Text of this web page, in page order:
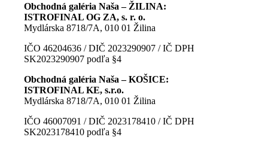
Obchodná galéria Naša – ŽILINA:
ISTROFINAL OG ZA, s. r. o.
Mydlárska 8718/7A, 010 01 Žilina
IČO 46204636 / DIČ 2023290907 / IČ DPH
SK2023290907 podľa §4
Obchodná galéria Naša – KOŠICE:
ISTROFINAL KE, s.r.o.
Mydlárska 8718/7A, 010 01 Žilina
IČO 46007091 / DIČ 2023178410 / IČ DPH
SK2023178410 podľa §4